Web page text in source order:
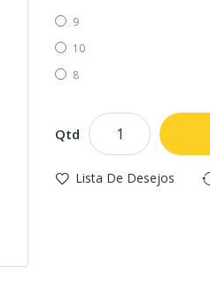
9
10
8
Qtd
Lista De Desejos